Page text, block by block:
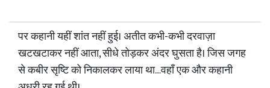
पर कहानी यहीं शांत नहीं हुई। अतीत कभी-कभी दरवाज़ा
खटखटाकर नहीं आता, सीधे तोड़कर अंदर घुसता है। जिस जगह
से कबीर सृष्टि को निकालकर लाया था…वहाँ एक और कहानी